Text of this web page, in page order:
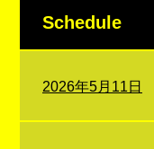
Schedule
2026年5月11日